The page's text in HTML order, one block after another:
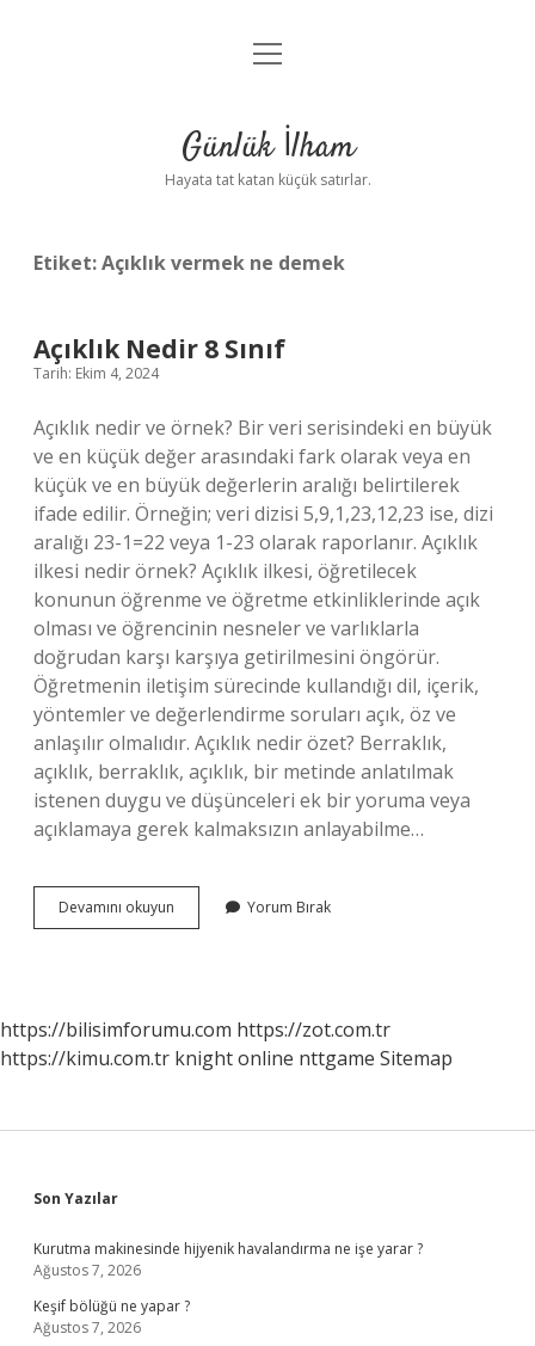
Anasayfa
Yasal Uyarı
menüyü
Günlük İlham
Hayata tat katan küçük satırlar.
Etiket:Açıklık vermek ne demek
Açıklık Nedir 8 Sınıf
Tarih: Ekim 4, 2024
Açıklık nedir ve örnek? Bir veri serisindeki en büyük
ve en küçük değer arasındaki fark olarak veya en
küçük ve en büyük değerlerin aralığı belirtilerek
ifade edilir. Örneğin; veri dizisi 5,9,1,23,12,23 ise, dizi
aralığı 23-1=22 veya 1-23 olarak raporlanır. Açıklık
ilkesi nedir örnek? Açıklık ilkesi, öğretilecek
konunun öğrenme ve öğretme etkinliklerinde açık
olması ve öğrencinin nesneler ve varlıklarla
doğrudan karşı karşıya getirilmesini öngörür.
Öğretmenin iletişim sürecinde kullandığı dil, içerik,
yöntemler ve değerlendirme soruları açık, öz ve
anlaşılır olmalıdır. Açıklık nedir özet? Berraklık,
açıklık, berraklık, açıklık, bir metinde anlatılmak
istenen duygu ve düşünceleri ek bir yoruma veya
açıklamaya gerek kalmaksızın anlayabilme…
Devamını okuyun
Nedir
Yorum Bırak
https://bilisimforumu.com https://zot.com.tr
https://kimu.com.tr knight online nttgame Sitemap
Sidebar
Son Yazılar
Kurutma makinesinde hijyenik havalandırma ne işe yarar ?
Ağustos 7, 2026
Keşif bölüğü ne yapar ?
Ağustos 7, 2026